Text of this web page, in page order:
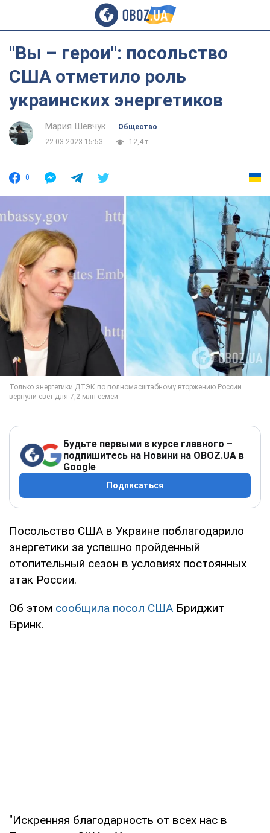
"Вы – герои": посольство
США отметило роль
украинских энергетиков
Мария Шевчук
Общество
22.03.2023 15:53
12,4 т.
0
Будьте первыми в курсе главного –
подпишитесь на Новини на OBOZ.UA в
Google
Подписаться
Посольство США в Украине поблагодарило
энергетики за успешно пройденный
отопительный сезон в условиях постоянных
атак России.
Об этом сообщила посол США Бриджит
Бринк.
"Искренняя благодарность от всех нас в